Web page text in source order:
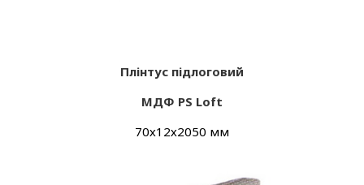
Плінтус підлоговий
МДФ PS Loft
70х12х2050 мм